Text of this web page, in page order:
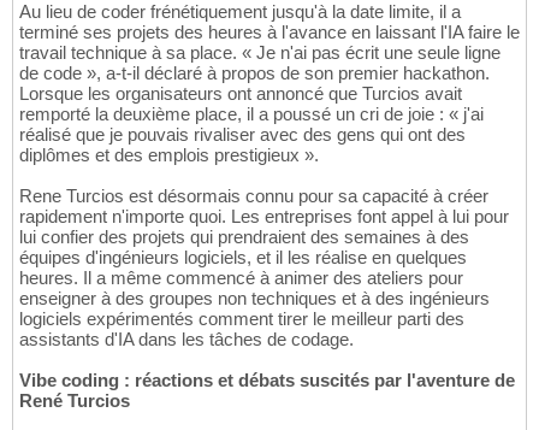
Au lieu de coder frénétiquement jusqu'à la date limite, il a
terminé ses projets des heures à l'avance en laissant l'IA faire le
travail technique à sa place. « Je n'ai pas écrit une seule ligne
de code », a-t-il déclaré à propos de son premier hackathon.
Lorsque les organisateurs ont annoncé que Turcios avait
remporté la deuxième place, il a poussé un cri de joie : « j'ai
réalisé que je pouvais rivaliser avec des gens qui ont des
diplômes et des emplois prestigieux ».
Rene Turcios est désormais connu pour sa capacité à créer
rapidement n'importe quoi. Les entreprises font appel à lui pour
lui confier des projets qui prendraient des semaines à des
équipes d'ingénieurs logiciels, et il les réalise en quelques
heures. Il a même commencé à animer des ateliers pour
enseigner à des groupes non techniques et à des ingénieurs
logiciels expérimentés comment tirer le meilleur parti des
assistants d'IA dans les tâches de codage.
Vibe coding : réactions et débats suscités par l'aventure de
René Turcios